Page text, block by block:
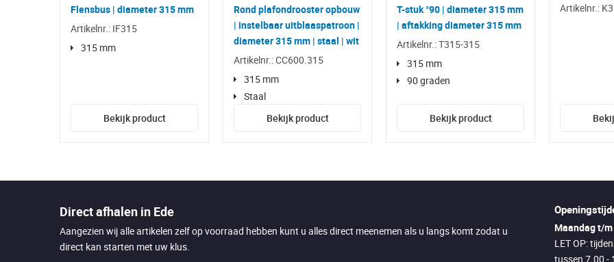
Flensbus | diameter 315 mm
Artikelnr.: IF315
315 mm
Bekijk product
Rond plafondrooster opbouw
| instelbaar uitblaaspatroon |
diameter 315 mm | staal | wit
Artikelnr.: CC600.315
315 mm
Staal
Bekijk product
T-stuk °90 | diameter 315 mm
| aftakking diameter 315 mm
Artikelnr.: T315-315
315 mm
90 graden
Bekijk product
Artikelnr.:
Direct afhalen in Ede
Aangezien wij alle artikelen zelf op voorraad hebben kunt u alles direct meenemen als u langs komt zodat u
direct kan starten met uw klus.
Maandag t/
LET OP:
tussen 7.00 -